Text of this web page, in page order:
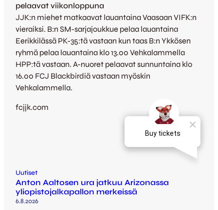
pelaavat viikonloppuna
JJK:n miehet matkaavat lauantaina Vaasaan VIFK:n
vieraiksi. B:n SM-sarjajoukkue pelaa lauantaina
Eerikkilässä PK-35:tä vastaan kun taas B:n Ykkösen
ryhmä pelaa lauantaina klo 13.00 Vehkalammella
HPP:tä vastaan. A-nuoret pelaavat sunnuntaina klo
16.00 FCJ Blackbirdiä vastaan myöskin
Vehkalammella.
fcjjk.com
Uutiset
Anton Aaltosen ura jatkuu Arizonassa
yliopistojalkapallon merkeissä
6.8.2026